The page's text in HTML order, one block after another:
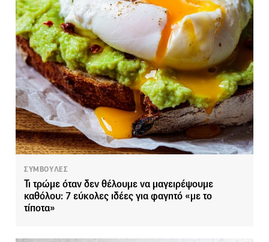
ΣΥΜΒΟΥΛΕΣ
Τι τρώμε όταν δεν θέλουμε να μαγειρέψουμε
καθόλου: 7 εύκολες ιδέες για φαγητό «με το
τίποτα»